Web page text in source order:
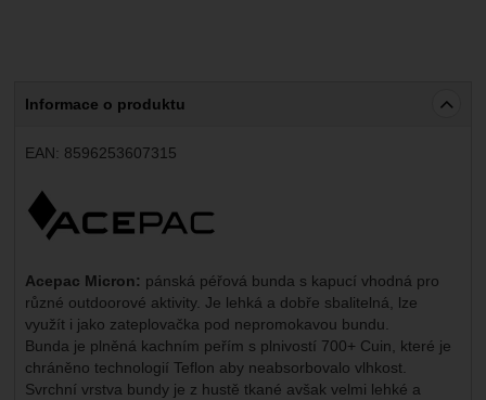
Informace o produktu
EAN: 8596253607315
Výrobce:
Acepac Micron: pánská péřová bunda s kapucí vhodná pro
různé outdoorové aktivity. Je lehká a dobře sbalitelná, lze
využít i jako zateplovačka pod nepromokavou bundu.
Bunda je plněná kachním peřím s plnivostí 700+ Cuin, které je
chráněno technologií Teflon aby neabsorbovalo vlhkost.
Svrchní vrstva bundy je z hustě tkané avšak velmi lehké a